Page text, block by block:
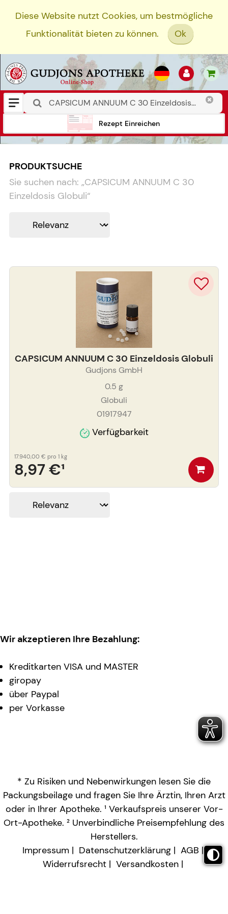
Diese Website nutzt Cookies, um bestmögliche
Funktionalität bieten zu können.
Ok
Rezept Einreichen
PRODUKTSUCHE
Sie suchen nach: „CAPSICUM ANNUUM C 30
Einzeldosis Globuli“
CAPSICUM ANNUUM C 30 Einzeldosis Globuli
Gudjons GmbH
0.5 g
Globuli
01917947
Verfügbarkeit
8,97 €¹
17.940,00 € pro 1 kg
Wir akzeptieren Ihre Bezahlung:
Kreditkarten VISA und MASTER
giropay
über Paypal
per Vorkasse
* Zu Risiken und Nebenwirkungen lesen Sie die
Packungsbeilage und fragen Sie Ihre Ärztin, Ihren Arzt
oder in Ihrer Apotheke. ¹ Verkaufspreis unserer Vor-
Ort-Apotheke. ² Unverbindliche Preisempfehlung des
Herstellers.
Impressum
Datenschutzerklärung
AGB
Widerrufsrecht
Versandkosten